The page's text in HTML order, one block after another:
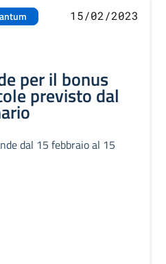
15/02/2023
per il bonus
previsto dal
dal 15 febbraio al 15